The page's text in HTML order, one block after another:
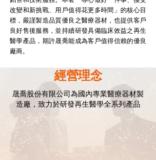
改變和新挑戰、用戶值得花更多時間」的核心目
標，嚴謹製造品質優良之醫療器材，也提供客戶
良好售後服務，並持續研發具備臨床效益之再生
醫學產品，期許晟喬能成為客戶值得信賴的優良
廠商。
經營理念
晟喬股份有限公司為國內專業醫療器材製
造廠，致力於研發再生醫學全系列產品